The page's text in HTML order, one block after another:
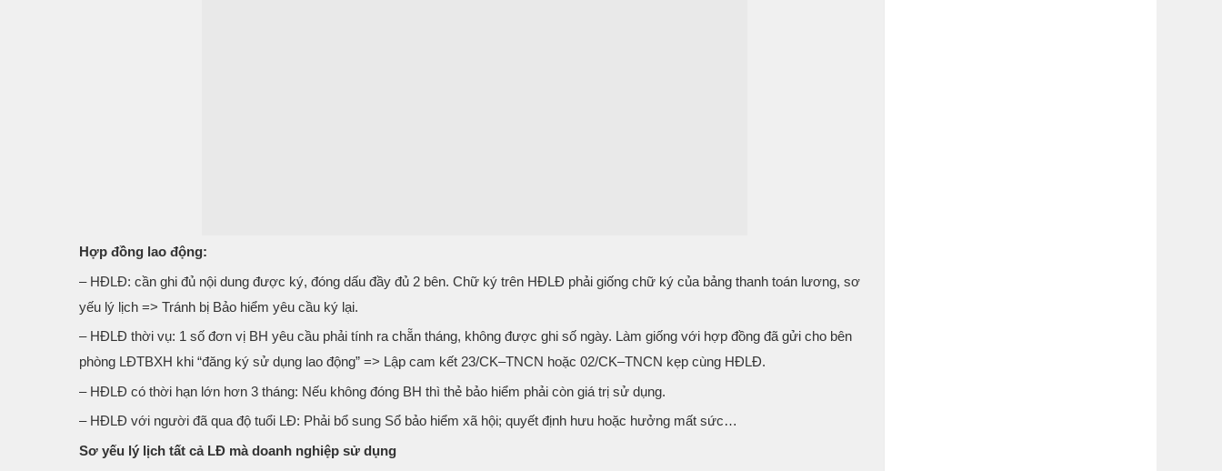
Hợp đồng lao động:
– HĐLĐ: cần ghi đủ nội dung được ký, đóng dấu đầy đủ 2 bên. Chữ ký trên HĐLĐ phải giống chữ ký của bảng thanh toán lương, sơ
yếu lý lịch => Tránh bị Bảo hiểm yêu cầu ký lại.
– HĐLĐ thời vụ: 1 số đơn vị BH yêu cầu phải tính ra chẵn tháng, không được ghi số ngày. Làm giống với hợp đồng đã gửi cho bên
phòng LĐTBXH khi “đăng ký sử dụng lao động” => Lập cam kết 23/CK–TNCN hoặc 02/CK–TNCN kẹp cùng HĐLĐ.
– HĐLĐ có thời hạn lớn hơn 3 tháng: Nếu không đóng BH thì thẻ bảo hiểm phải còn giá trị sử dụng.
– HĐLĐ với người đã qua độ tuổi LĐ: Phải bổ sung Sổ bảo hiểm xã hội; quyết định hưu hoặc hưởng mất sức…
Sơ yếu lý lịch tất cả LĐ mà doanh nghiệp sử dụng